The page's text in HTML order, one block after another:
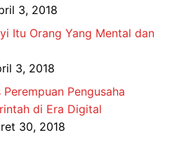
3, 2018
Itu Orang Yang Mental dan
3, 2018
Pengusaha
di Era Digital
30, 2018